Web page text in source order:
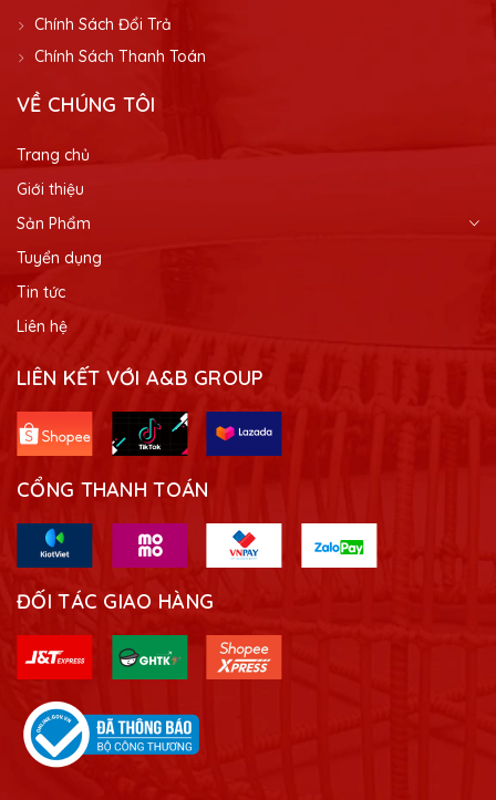
Chính Sách Đổi Trả
Chính Sách Thanh Toán
VỀ CHÚNG TÔI
Trang chủ
Giới thiệu
Sản Phẩm
Tuyển dụng
Tin tức
Liên hệ
LIÊN KẾT VỚI A&B GROUP
CỔNG THANH TOÁN
ĐỐI TÁC GIAO HÀNG